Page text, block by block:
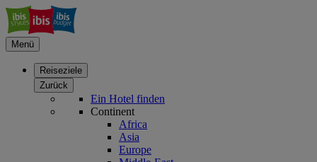
Menü
Reiseziele
Zurück
Ein Hotel finden
Continent
Africa
Asia
Europe